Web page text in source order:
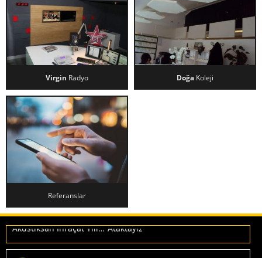
VIRGIN RADYO
Virgin Radyo Doğa Koleji
REFERANSLAR
Referanslar
Makedonya ihracatımız üretime alındı.